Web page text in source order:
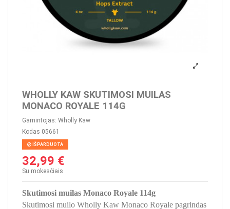
WHOLLY KAW SKUTIMOSI MUILAS
MONACO ROYALE 114G
Gamintojas: Wholly Kaw
Kodas 05661
IŠPARDUOTA
32,99 €
Su mokesčiais
Skutimosi muilas Monaco Royale 114g
Skutimosi muilo Wholly Kaw Monaco Royale pagrindas